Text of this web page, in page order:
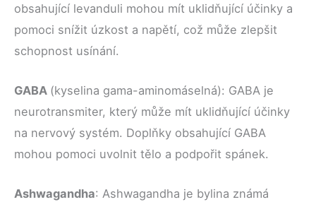
obsahující levanduli mohou mít uklidňující účinky a
pomoci snížit úzkost a napětí, což může zlepšit
schopnost usínání.
GABA (kyselina gama-aminomáselná): GABA je
neurotransmiter, který může mít uklidňující účinky
na nervový systém. Doplňky obsahující GABA
mohou pomoci uvolnit tělo a podpořit spánek.
Ashwagandha: Ashwagandha je bylina známá